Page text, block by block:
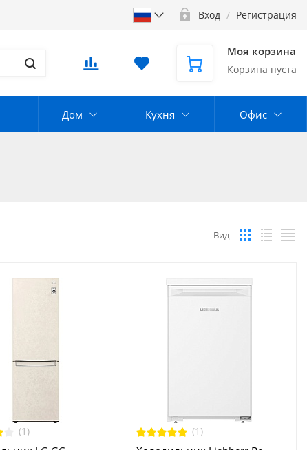
Вход / Регистрация
Моя корзина
Корзина пуста
Дом Кухня Офис
Вид
(1) (1)